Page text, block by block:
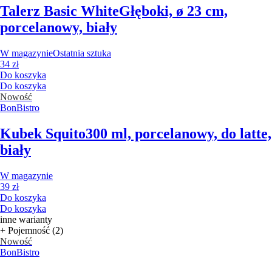
Talerz Basic WhiteGłęboki, ø 23 cm,
porcelanowy, biały
W magazynieOstatnia sztuka
34 zł
Do koszyka
Do koszyka
Nowość
BonBistro
Kubek Squito300 ml, porcelanowy, do latte,
biały
W magazynie
39 zł
Do koszyka
Do koszyka
inne warianty
+ Pojemność (2)
Nowość
BonBistro